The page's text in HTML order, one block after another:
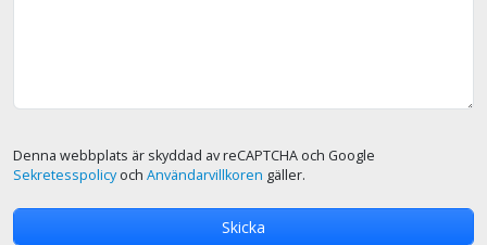
Denna webbplats är skyddad av reCAPTCHA och Google
Sekretesspolicyoch Användarvillkoren gäller.